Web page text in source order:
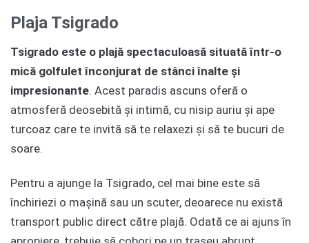
Plaja Tsigrado
Tsigrado este o plajă spectaculoasă situată într-o
mică golfulet înconjurat de stânci înalte și
impresionante. Acest paradis ascuns oferă o
atmosferă deosebită și intimă, cu nisip auriu și ape
turcoaz care te invită să te relaxezi și să te bucuri de
soare.
Pentru a ajunge la Tsigrado, cel mai bine este să
închiriezi o mașină sau un scuter, deoarece nu există
transport public direct către plajă. Odată ce ai ajuns în